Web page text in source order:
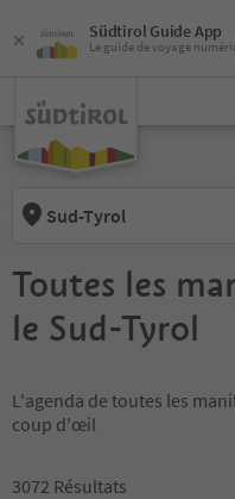
Südtirol Guide App
Le guide de voyage
Sud-Tyrol
Toutes les
le Sud-Tyrol
L'agenda de toutes les
coup d'œil
3072 Résultats